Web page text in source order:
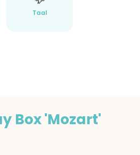
Taal
Box 'Mozart'